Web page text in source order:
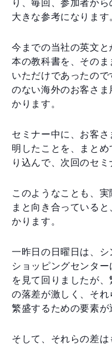
り、毎回、参加者か
大きな参考になります
今までの当社の英文
本の教科書を、その
いただけであったの
のない海外のお客さ
かります。
セミナー中に、お客
明したことを、まと
り込んで、次回のセミ
このようなことも、
まと向き合っている
かります。
一昨日の日曜日は、
ショッピングセンタ
を見て回りましたが
の落差が激しく、そ
繁盛するための要素が
そして、それらの差